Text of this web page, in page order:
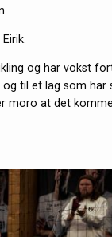
og har vokst
til et lag som har
moro at det